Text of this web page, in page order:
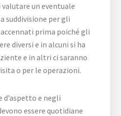
un eventuale
suddivisione per gli
prima poiché gli
diversi e in alcuni si ha
e in altri ci saranno
o per le operazioni.
e negli
essere quotidiane